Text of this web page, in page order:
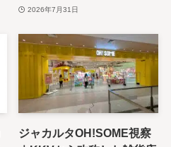
2026年7月31日
ジャカルタOH!SOME視察